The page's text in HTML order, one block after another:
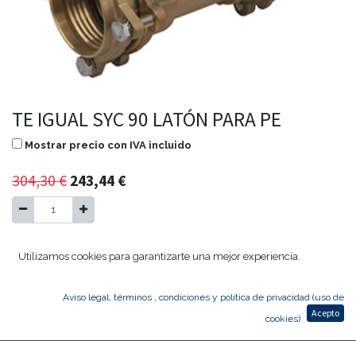
TE IGUAL SYC 90 LATÓN PARA PE
Mostrar precio con IVA incluido
304,30€ 243,44 €
Agregar al carrito
TE IGUAL SYC 90
Utilizamos cookies para garantizarte una mejor experiencia.
Aviso legal, términos , condiciones y política de privacidad (uso de
cookies)
Acepto